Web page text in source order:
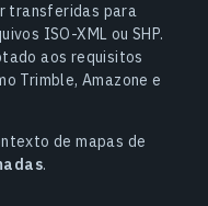
transferidas para
ISO-XML ou SHP.
aos requisitos
Trimble, Amazone e
de mapas de
.